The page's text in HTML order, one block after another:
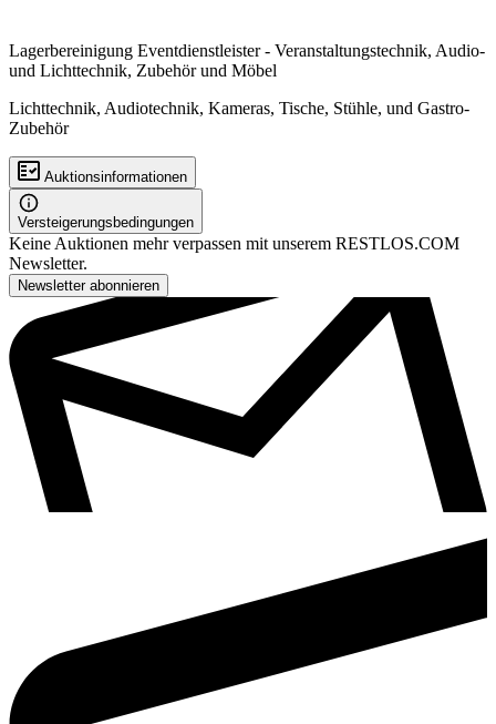
Lagerbereinigung Eventdienstleister - Veranstaltungstechnik, Audio-
und Lichttechnik, Zubehör und Möbel
Lichttechnik, Audiotechnik, Kameras, Tische, Stühle, und Gastro-
Zubehör
Auktionsinformationen
Versteigerungsbedingungen
Keine Auktionen mehr verpassen mit unserem RESTLOS.COM
Newsletter.
Newsletter abonnieren